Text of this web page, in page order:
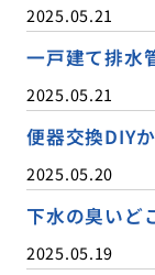
2025.05.21
一戸建て排水
2025.05.21
便器交換DIY
2025.05.20
下水の臭いど
2025.05.19